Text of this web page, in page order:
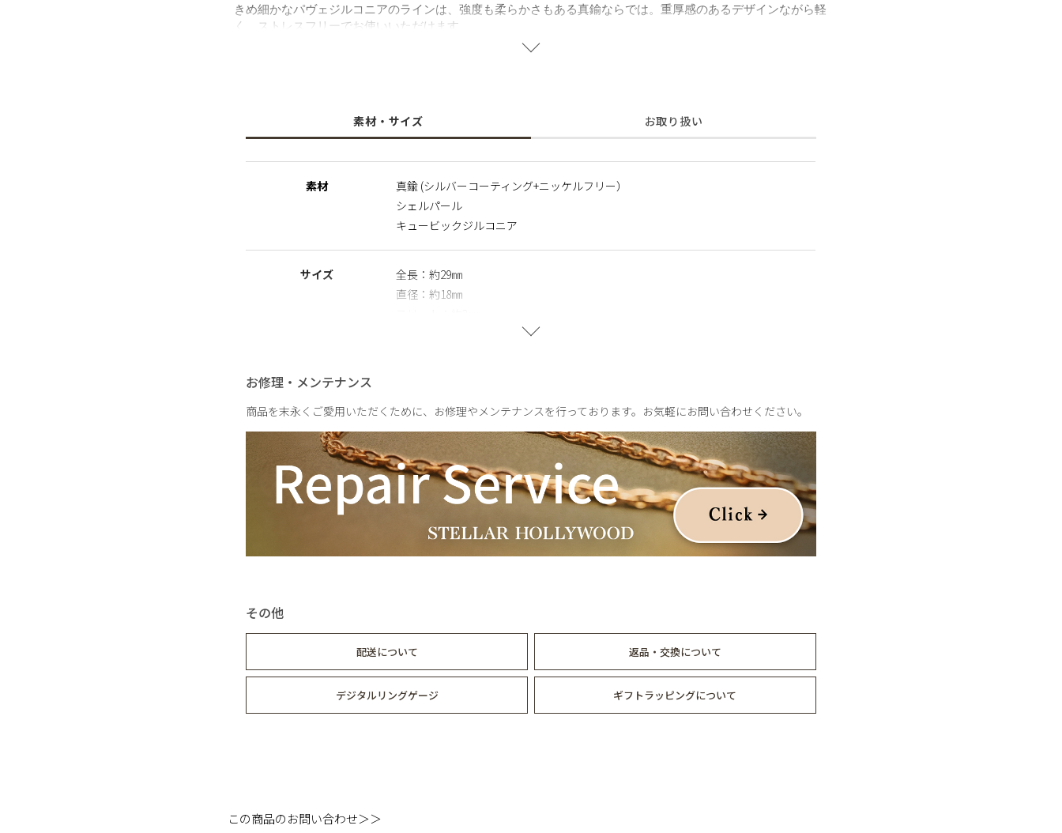
きめ細かなパヴェジルコニアのラインは、強度も柔らかさもある真鍮ならでは。重厚感のあるデザインながら軽
く、ストレスフリーでお使いいただけます。
シルバーコーティングの色味とジルコニアの輝きが、お顔周りをよりエレガントな印象に。
※ニッケルフリー
れた素材を指します。
※右耳でのご着用を想定したデザインです
素材・サイズ お取り扱い
素材
真鍮 (シルバーコーティング+ニッケルフリー）
シェルパール
キュービックジルコニア
サイズ
全長：約29㎜
直径：約18㎜
重さ
お修理・メンテナンス
商品を末永くご愛用いただくために、お修理やメンテナンスを行っております。お気軽にお問い合わせください。
その他
配送について 返品・交換について
デジタルリングゲージ ギフトラッピングについて
この商品のお問い合わせ＞＞